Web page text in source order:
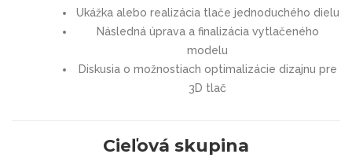
Ukážka alebo realizácia tlače jednoduchého dielu
Následná úprava a finalizácia vytlačeného
modelu
Diskusia o možnostiach optimalizácie dizajnu pre
3D tlač
Cieľová skupina